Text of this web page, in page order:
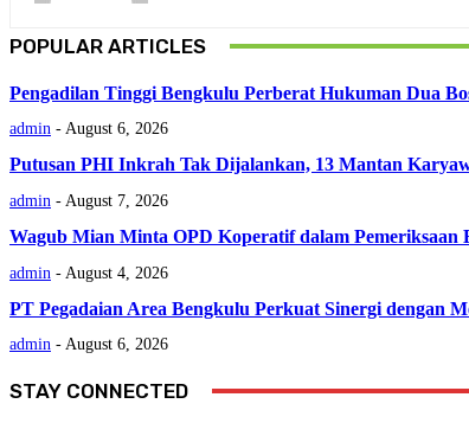
POPULAR ARTICLES
Pengadilan Tinggi Bengkulu Perberat Hukuman Dua
admin - August 6, 2026
Putusan PHI Inkrah Tak Dijalankan, 13 Mantan
admin - August 7, 2026
Wagub Mian Minta OPD Koperatif dalam Pemeriksaan
admin - August 4, 2026
PT Pegadaian Area Bengkulu Perkuat Sinergi dengan
admin - August 6, 2026
STAY CONNECTED